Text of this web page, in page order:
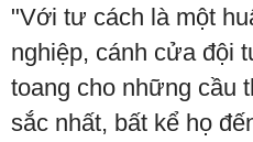
"Với tư cách là một
nghiệp, cánh cửa đội
toang cho những cầu
sắc nhất, bất kể họ